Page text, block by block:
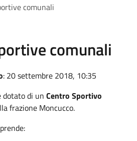
comunali
comunali
: 20 settembre 2018, 10:35
dotato di un Centro Sportivo
frazione Moncucco.